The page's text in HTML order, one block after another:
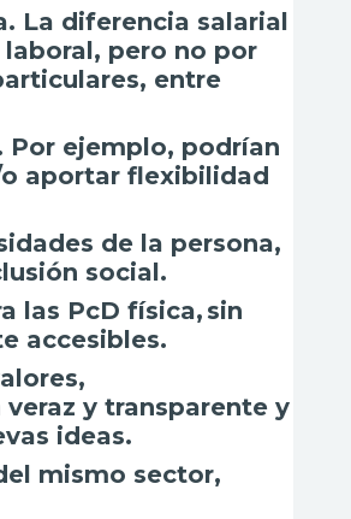
La diferencia salarial
pero no por
entre
Por ejemplo, podrían
aportar flexibilidad
de la persona,
social.
las PcD física, sin
accesibles.
y transparente y
ideas.
mismo sector,